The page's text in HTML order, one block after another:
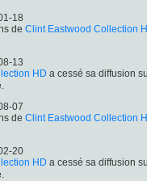
18
de Clint Eastwood Collection
13
HD a cessé sa diffusion
07
de Clint Eastwood Collection
20
HD a cessé sa diffusion